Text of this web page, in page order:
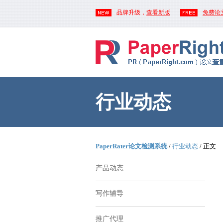
品牌升级， 查看新版 免费论
行业动态
PaperRater论文检测系统/ 行业动态 / 正文
产品动态
写作辅导
推广代理